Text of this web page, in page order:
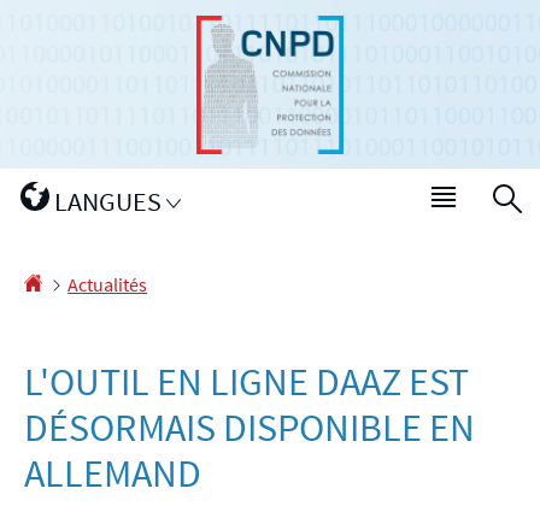
Changer
LANGUES
Menu
Accueil
Actualités
L'OUTIL EN LIGNE DAAZ EST
DÉSORMAIS DISPONIBLE EN
ALLEMAND